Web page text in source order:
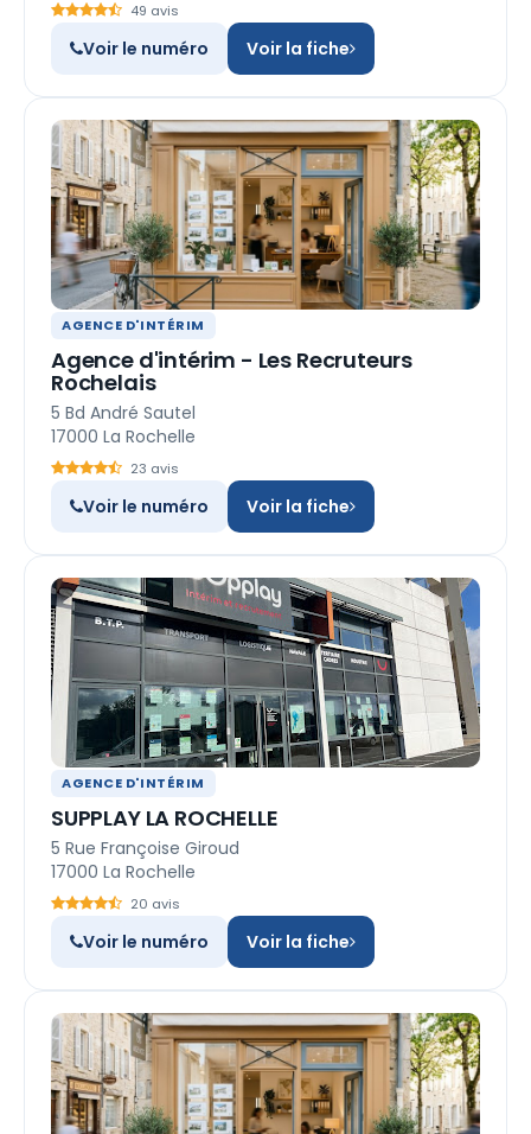
49 avis
Voir le numéro Voir la fiche
AGENCE D'INTÉRIM
Agence d'intérim - Les Recruteurs
Rochelais
5 Bd André Sautel
17000 La Rochelle
23 avis
Voir le numéro Voir la fiche
AGENCE D'INTÉRIM
SUPPLAY LA ROCHELLE
5 Rue Françoise Giroud
17000 La Rochelle
20 avis
Voir le numéro Voir la fiche